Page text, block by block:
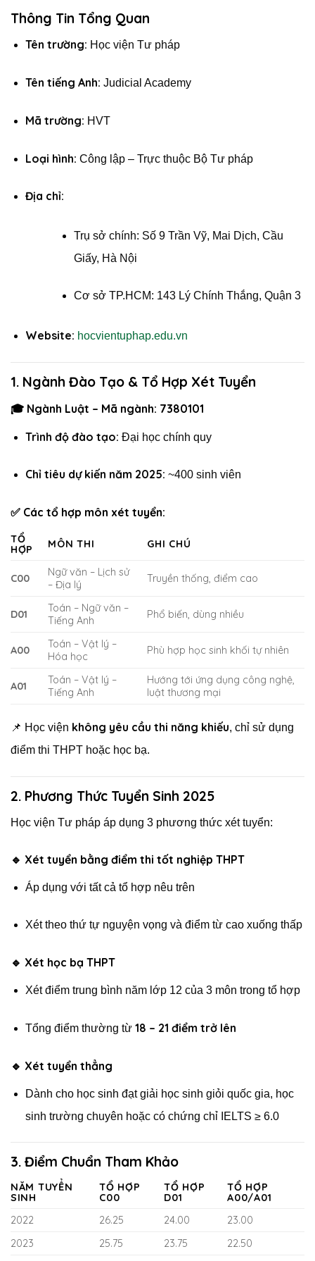
Thông Tin Tổng Quan
Tên trường: Học viện Tư pháp
Tên tiếng Anh: Judicial Academy
Mã trường: HVT
Loại hình: Công lập – Trực thuộc Bộ Tư pháp
Địa chỉ:
Trụ sở chính: Số 9 Trần Vỹ, Mai Dịch, Cầu
Giấy, Hà Nội
Cơ sở TP.HCM: 143 Lý Chính Thắng, Quận 3
Website: hocvientuphap.edu.vn
1. Ngành Đào Tạo & Tổ Hợp Xét Tuyển
🎓 Ngành Luật – Mã ngành: 7380101
Trình độ đào tạo: Đại học chính quy
Chỉ tiêu dự kiến năm 2025: ~400 sinh viên
✅ Các tổ hợp môn xét tuyển:
TỔ
HỢP
MÔN THI GHI CHÚ
C00
Ngữ văn – Lịch sử
– Địa lý
Truyền thống, điểm cao
D01
Toán – Ngữ văn –
Tiếng Anh
Phổ biến, dùng nhiều
A00
Toán – Vật lý –
Hóa học
Phù hợp học sinh khối tự nhiên
A01
Toán – Vật lý –
Tiếng Anh
Hướng tới ứng dụng công nghệ,
luật thương mại
📌 Học viện không yêu cầu thi năng khiếu, chỉ sử dụng
điểm thi THPT hoặc học bạ.
2. Phương Thức Tuyển Sinh 2025
Học viện Tư pháp áp dụng 3 phương thức xét tuyển:
🔹 Xét tuyển bằng điểm thi tốt nghiệp THPT
Áp dụng với tất cả tổ hợp nêu trên
Xét theo thứ tự nguyện vọng và điểm từ cao xuống thấp
🔹 Xét học bạ THPT
Xét điểm trung bình năm lớp 12 của 3 môn trong tổ hợp
Tổng điểm thường từ 18 – 21 điểm trở lên
🔹 Xét tuyển thẳng
Dành cho học sinh đạt giải học sinh giỏi quốc gia, học
sinh trường chuyên hoặc có chứng chỉ IELTS ≥ 6.0
3. Điểm Chuẩn Tham Khảo
NĂM TUYỂN
SINH
TỔ HỢP
C00
TỔ HỢP
D01
TỔ HỢP
A00/A01
2022
26.25 24.00
23.00
2023
25.75 23.75
22.50